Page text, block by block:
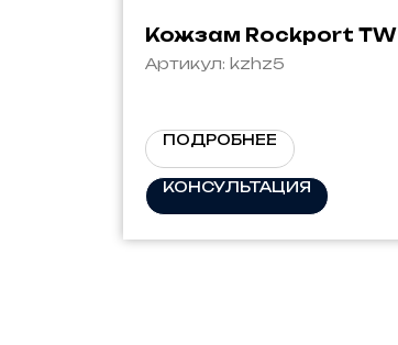
Кожзам Rockport TW
Артикул: kzhz5
ПОДРОБНЕЕ
КОНСУЛЬТАЦИЯ